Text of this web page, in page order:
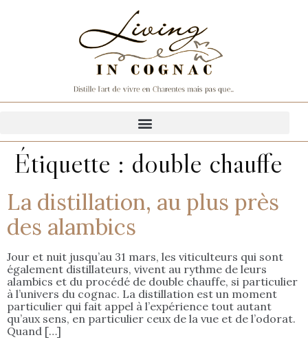
Étiquette : double chauffe
La distillation, au plus près
des alambics
Jour et nuit jusqu’au 31 mars, les viticulteurs qui sont
également distillateurs, vivent au rythme de leurs
alambics et du procédé de double chauffe, si particulier
à l’univers du cognac. La distillation est un moment
particulier qui fait appel à l’expérience tout autant
qu’aux sens, en particulier ceux de la vue et de l’odorat.
Quand […]